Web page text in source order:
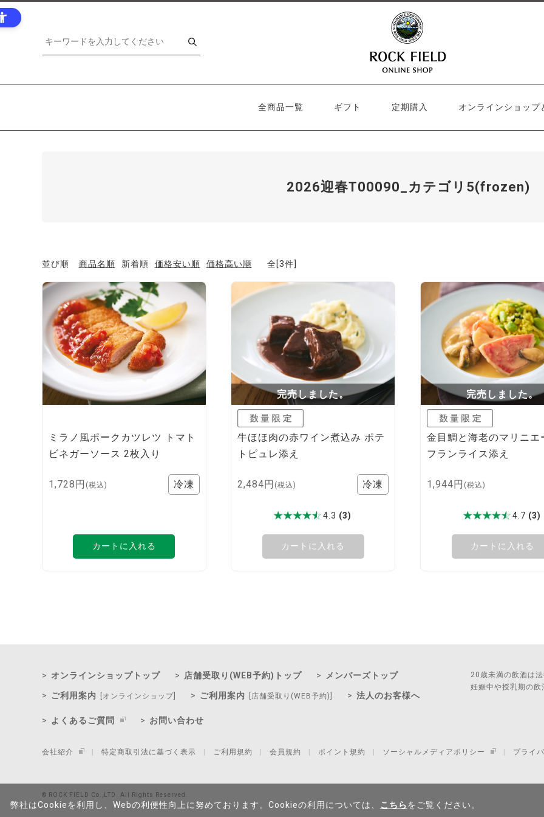
全商品一覧 ギフト 定期購入 オンラインショップ
2026迎春T00090_カテゴリ5(frozen)
並び順 商品名順 新着順 価格安い順 価格高い順 全[3件]
ミラノ風ポークカツレツ トマト
ビネガーソース 2枚入り
1,728円 (税込)
カートに入れる
完売しました。
牛ほほ肉の赤ワイン煮込み ポテ
トピュレ添え
2,484円 (税込)
4.3 (3)
カートに入れる
完売しました。
金目鯛と海老のマリニエ
フランライス添え
1,944円 (税込)
4.7 (3)
カートに入れる
20歳未満の飲酒は
妊娠中や授乳期の
オンラインショップトップ 店舗受取り(WEB予約)トップ メンバーズトップ
ご利用案内 [オンラインショップ] ご利用案内 [店舗受取り(WEB予約)] 法人のお客様へ
よくあるご質問 お問い合わせ
会社紹介 特定商取引法に基づく表示 ご利用規約 会員規約 ポイント規約 ソーシャルメディアポリシー プライ
© ROCK FIELD Co.,LTD. All Rights Reserved.
弊社はCookieを利用し、Webの利便性向上に努めております。Cookieの利用については、 こちらをご覧ください。